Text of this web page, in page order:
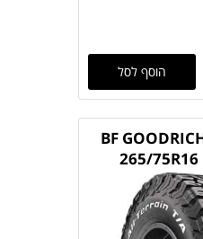
הוסף לסל
BF
265/